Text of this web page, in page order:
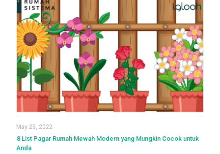
May 25, 2022
8 List Pagar Rumah Mewah Modern yang Mungkin Cocok untuk
Anda